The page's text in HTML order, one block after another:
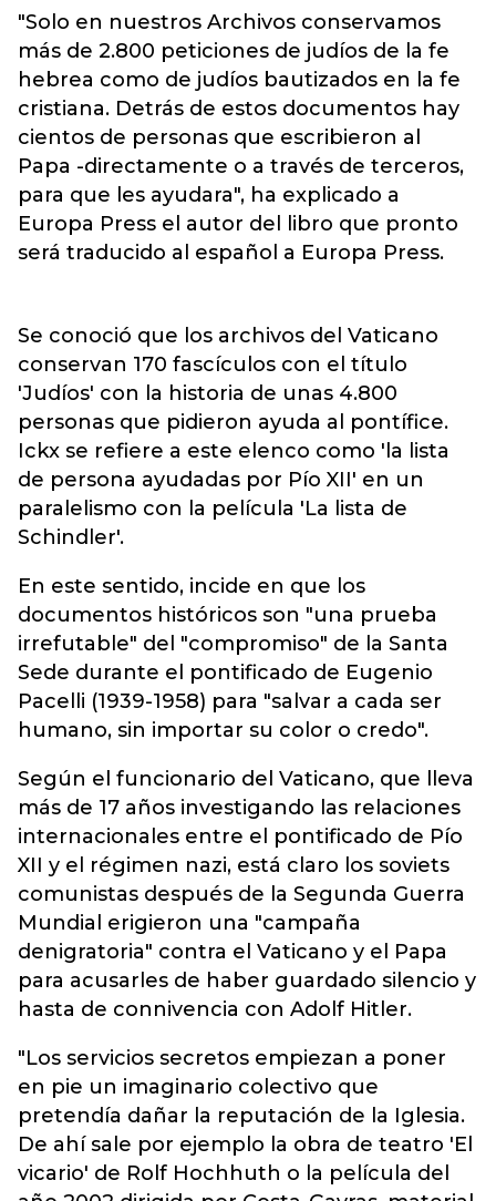
"Solo en nuestros Archivos conservamos
más de 2.800 peticiones de judíos de la fe
hebrea como de judíos bautizados en la fe
cristiana. Detrás de estos documentos hay
cientos de personas que escribieron al
Papa -directamente o a través de terceros,
para que les ayudara", ha explicado a
Europa Press el autor del libro que pronto
será traducido al español a Europa Press.
Se conoció que los archivos del Vaticano
conservan 170 fascículos con el título
'Judíos' con la historia de unas 4.800
personas que pidieron ayuda al pontífice.
Ickx se refiere a este elenco como 'la lista
de persona ayudadas por Pío XII' en un
paralelismo con la película 'La lista de
Schindler'.
En este sentido, incide en que los
documentos históricos son "una prueba
irrefutable" del "compromiso" de la Santa
Sede durante el pontificado de Eugenio
Pacelli (1939-1958) para "salvar a cada ser
humano, sin importar su color o credo".
Según el funcionario del Vaticano, que lleva
más de 17 años investigando las relaciones
internacionales entre el pontificado de Pío
XII y el régimen nazi, está claro los soviets
comunistas después de la Segunda Guerra
Mundial erigieron una "campaña
denigratoria" contra el Vaticano y el Papa
para acusarles de haber guardado silencio y
hasta de connivencia con Adolf Hitler.
"Los servicios secretos empiezan a poner
en pie un imaginario colectivo que
pretendía dañar la reputación de la Iglesia.
De ahí sale por ejemplo la obra de teatro 'El
vicario' de Rolf Hochhuth o la película del